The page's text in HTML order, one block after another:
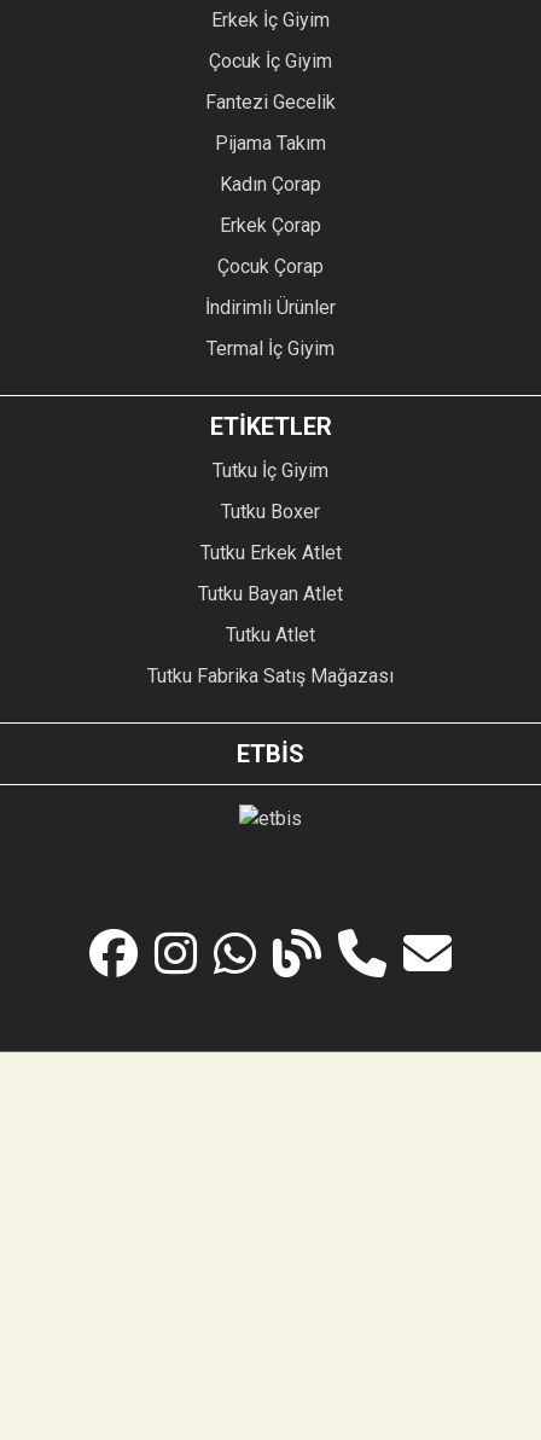
Erkek İç Giyim
Çocuk İç Giyim
Fantezi Gecelik
Pijama Takım
Kadın Çorap
Erkek Çorap
Çocuk Çorap
İndirimli Ürünler
Termal İç Giyim
ETİKETLER
Tutku İç Giyim
Tutku Boxer
Tutku Erkek Atlet
Tutku Bayan Atlet
Tutku Atlet
Tutku Fabrika Satış Mağazası
ETBİS